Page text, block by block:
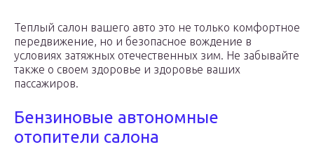
Теплый салон вашего авто это не только комфортное
передвижение, но и безопасное вождение в
условиях затяжных отечественных зим. Не забывайте
также о своем здоровье и здоровье ваших
пассажиров.
Бензиновые автономные
отопители салона